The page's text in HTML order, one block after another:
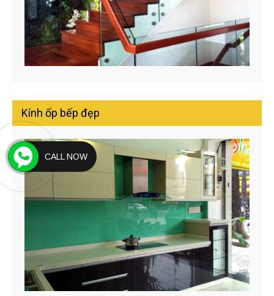
Kính ốp bếp đẹp
CALL NOW